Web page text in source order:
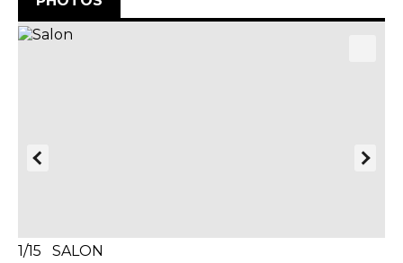
1/15 SALON